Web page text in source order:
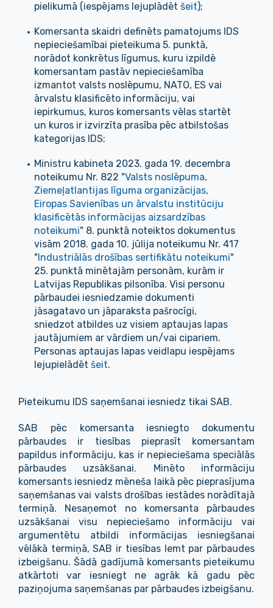
pielikumā (iespējams lejuplādēt šeit);
Komersanta skaidri definēts pamatojums IDS
nepieciešamībai pieteikuma 5. punktā,
norādot konkrētus līgumus, kuru izpildē
komersantam pastāv nepieciešamība
izmantot valsts noslēpumu, NATO, ES vai
ārvalstu klasificēto informāciju, vai
iepirkumus, kuros komersants vēlas startēt
un kuros ir izvirzīta prasība pēc atbilstošas
kategorijas IDS;
Ministru kabineta 2023. gada 19. decembra
noteikumu Nr. 822 "Valsts noslēpuma,
Ziemeļatlantijas līguma organizācijas,
Eiropas Savienības un ārvalstu institūciju
klasificētās informācijas aizsardzības
noteikumi" 8. punktā noteiktos dokumentus
visām 2018. gada 10. jūlija noteikumu Nr. 417
" Industriālās drošības sertifikātu noteikumi"
25. punktā minētajām personām, kurām ir
Latvijas Republikas pilsonība. Visi personu
pārbaudei iesniedzamie dokumenti
jāsagatavo un jāparaksta pašrocīgi,
sniedzot atbildes uz visiem aptaujas lapas
jautājumiem ar vārdiem un/vai cipariem.
Personas aptaujas lapas veidlapu iespējams
lejupielādēt šeit.
Pieteikumu IDS saņemšanai iesniedz tikai SAB.
SAB pēc komersanta iesniegto dokumentu
pārbaudes ir tiesības pieprasīt komersantam
papildus informāciju, kas ir nepieciešama speciālās
pārbaudes uzsākšanai. Minēto informāciju
komersants iesniedz mēneša laikā pēc pieprasījuma
saņemšanas vai valsts drošības iestādes norādītajā
termiņā. Nesaņemot no komersanta pārbaudes
uzsākšanai visu nepieciešamo informāciju vai
argumentētu atbildi informācijas iesniegšanai
vēlākā termiņā, SAB ir tiesības lemt par pārbaudes
izbeigšanu. Šādā gadījumā komersants pieteikumu
atkārtoti var iesniegt ne agrāk kā gadu pēc
paziņojuma saņemšanas par pārbaudes izbeigšanu.